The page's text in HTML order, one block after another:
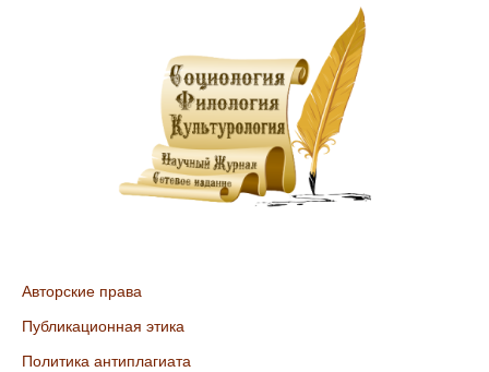
Авторские права
Публикационная этика
Политика антиплагиата